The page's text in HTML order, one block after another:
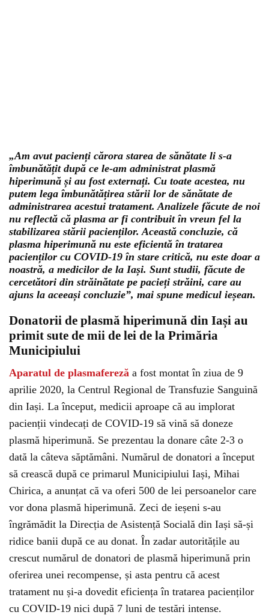
„Am avut pacienți cărora starea de sănătate li s-a
îmbunătățit după ce le-am administrat plasmă
hiperimună și au fost externați. Cu toate acestea, nu
putem lega îmbunătățirea stării lor de sănătate de
administrarea acestui tratament. Analizele făcute de noi
nu reflectă că plasma ar fi contribuit în vreun fel la
stabilizarea stării pacienților. Această concluzie, că
plasma hiperimună nu este eficientă în tratarea
pacienților cu COVID-19 în stare critică, nu este doar a
noastră, a medicilor de la Iași. Sunt studii, făcute de
cercetători din străinătate pe pacieți străini, care au
ajuns la aceeași concluzie”, mai spune medicul ieșean.
Donatorii de plasmă hiperimună din Iași au
primit sute de mii de lei de la Primăria
Municipiului
Aparatul de plasmafereză a fost montat în ziua de 9
aprilie 2020, la Centrul Regional de Transfuzie Sanguină
din Iași. La început, medicii aproape că au implorat
pacienții vindecați de COVID-19 să vină să doneze
plasmă hiperimună. Se prezentau la donare câte 2-3 o
dată la câteva săptămâni. Numărul de donatori a început
să crească după ce primarul Municipiului Iași, Mihai
Chirica, a anunțat că va oferi 500 de lei persoanelor care
vor dona plasmă hiperimună. Zeci de ieșeni s-au
îngrămădit la Direcția de Asistență Socială din Iași să-și
ridice banii după ce au donat. În zadar autoritățile au
crescut numărul de donatori de plasmă hiperimună prin
oferirea unei recompense, și asta pentru că acest
tratament nu și-a dovedit eficiența în tratarea pacienților
cu COVID-19 nici după 7 luni de testări intense.